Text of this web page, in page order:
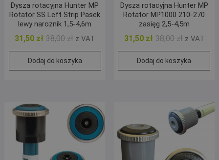
Dysza rotacyjna Hunter MP
Rotator SS Left Strip Pasek
lewy narożnik 1,5-4,6m
38,00zł Pierwotna
cena
wynosiła:
38,00 zł.
31,50 zł
Aktualna
cena
wynosi:
31,50 zł.
z VAT
Dodaj do koszyka
Dysza rotacyjna Hunter MP
Rotator MP1000 210-270
zasięg 2,5-4,5m
38,00zł Pierwotna
cena
wynosiła:
38,00 zł.
31,50 zł
Aktualna
cena
wynosi:
31,50 zł.
z VAT
Dodaj do koszyka